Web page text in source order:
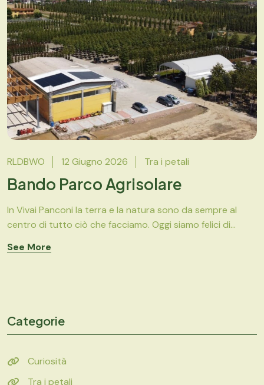
RLDBWO 12 Giugno 2026 Tra i petali
Bando Parco Agrisolare
In Vivai Panconi la terra e la natura sono da sempre al
centro di tutto ciò che facciamo. Oggi siamo felici di...
See More
Categorie
Curiosità
Tra i petali